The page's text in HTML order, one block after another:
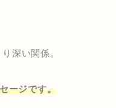
深い関係。
ージです。